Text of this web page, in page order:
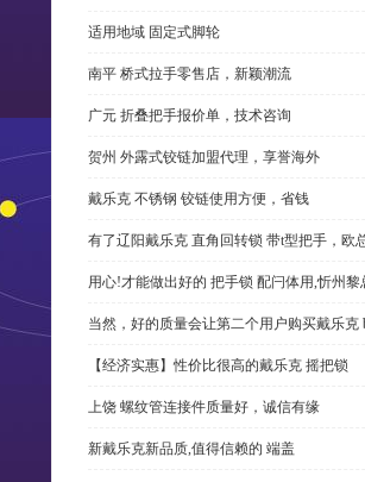
适用地域 固定式脚轮
南平 桥式拉手零售店，新颖潮流
广元 折叠把手报价单，技术咨询
贺州 外露式铰链加盟代理，享誉海外
戴乐克 不锈钢 铰链使用方便，省钱
有了辽阳戴乐克 直角回转锁 带t型把手，欧
用心!才能做出好的 把手锁 配闩体用,忻州黎
当然，好的质量会让第二个用户购买戴乐克
【经济实惠】性价比很高的戴乐克 摇把锁
上饶 螺纹管连接件质量好，诚信有缘
新戴乐克新品质,值得信赖的 端盖